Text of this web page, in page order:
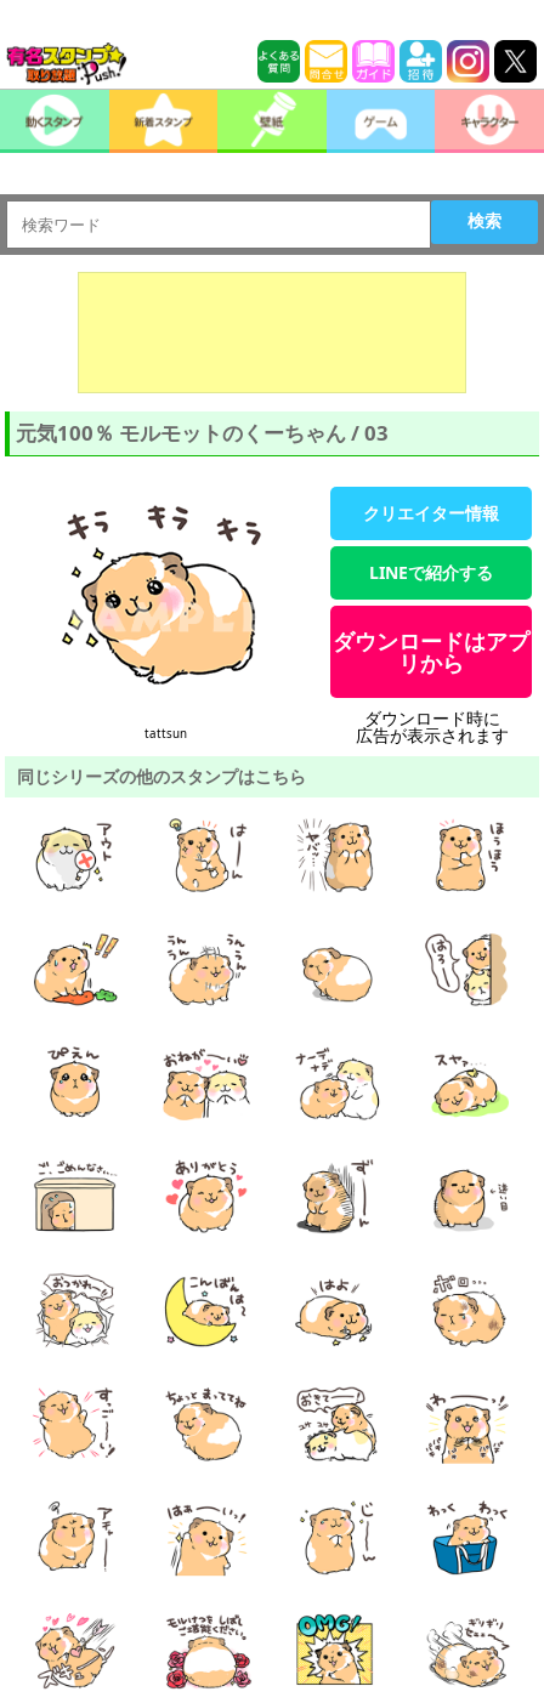
検索
元気100％ モルモットのくーちゃん / 03
tattsun
クリエイター情報
LINEで紹介する
ダウンロードはアプ
リから
ダウンロード時に
広告が表示されます
同じシリーズの他のスタンプはこちら